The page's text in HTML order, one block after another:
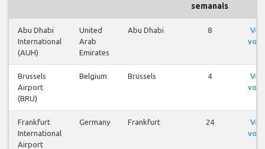
semanais
Abu Dhabi
International
(AUH)
United
Arab
Emirates
Abu Dhabi 8
Ver
voos
Brussels
Airport
(BRU)
Belgium Brussels 4
Ver
voos
Frankfurt
International
Airport
Germany Frankfurt 24
Ver
voos